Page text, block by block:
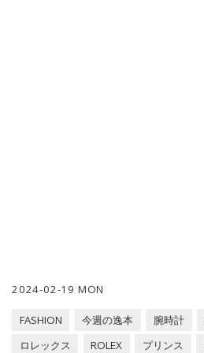
2024-02-19 MON
FASHION 今週の逸本 腕時計
ロレックス
ROLEX プリンス